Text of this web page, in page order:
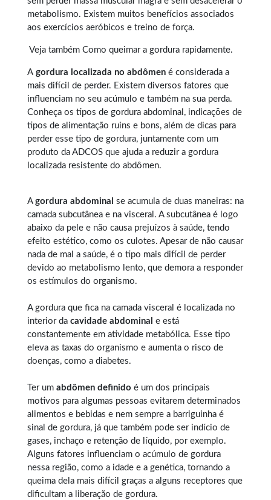
metabolismo. Existem muitos benefícios associados
aos exercícios aeróbicos e treino de força.
Veja também Como queimar a gordura rapidamente.
A gordura localizada no abdômen é considerada a
mais difícil de perder. Existem diversos fatores que
influenciam no seu acúmulo e também na sua perda.
Conheça os tipos de gordura abdominal , indicações de
tipos de alimentação ruins e bons, além de dicas para
perder esse tipo de gordura, juntamente com um
produto da ADCOS que ajuda a reduzir a gordura
localizada resistente do abdômen.
A gordura abdominal se acumula de duas maneiras: na
camada subcutânea e na visceral. A subcutânea é logo
abaixo da pele e não causa prejuízos à saúde, tendo
efeito estético, como os culotes. Apesar de não causar
nada de mal a saúde, é o tipo mais difícil de perder
devido ao metabolismo lento, que demora a responder
os estímulos do organismo.
A gordura que fica na camada visceral é localizada no
interior da cavidade abdominal e está
constantemente em atividade metabólica. Esse tipo
eleva as taxas do organismo e aumenta o risco de
doenças, como a diabetes.
Ter um abdômen definido é um dos principais
motivos para algumas pessoas evitarem determinados
alimentos e bebidas e nem sempre a barriguinha é
sinal de gordura, já que também pode ser indício de
gases, inchaço e retenção de líquido, por exemplo.
Alguns fatores influenciam o acúmulo de gordura
nessa região, como a idade e a genética, tornando a
queima dela mais difícil graças a alguns receptores que
dificultam a liberação de gordura.